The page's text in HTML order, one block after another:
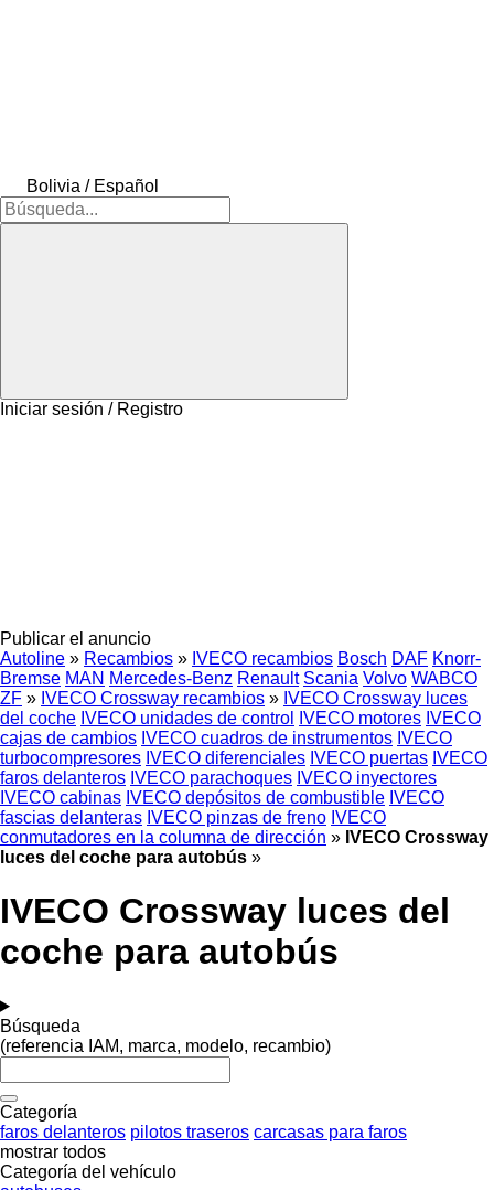
Bolivia / Español
Iniciar sesión / Registro
Publicar el anuncio
Autoline » Recambios » IVECO recambios Bosch DAF Knorr-
Bremse MAN Mercedes-Benz Renault Scania Volvo WABCO
ZF » IVECO Crossway recambios » IVECO Crossway luces
del coche IVECO unidades de control IVECO motores IVECO
cajas de cambios IVECO cuadros de instrumentos IVECO
turbocompresores IVECO diferenciales IVECO puertas IVECO
faros delanteros IVECO parachoques IVECO inyectores
IVECO cabinas IVECO depósitos de combustible IVECO
fascias delanteras IVECO pinzas de freno IVECO
conmutadores en la columna de dirección » IVECO Crossway
luces del coche para autobús »
IVECO Crossway luces del
coche para autobús
Búsqueda
(referencia IAM, marca, modelo, recambio)
Categoría
faros delanteros pilotos traseros carcasas para faros
mostrar todos
Categoría del vehículo